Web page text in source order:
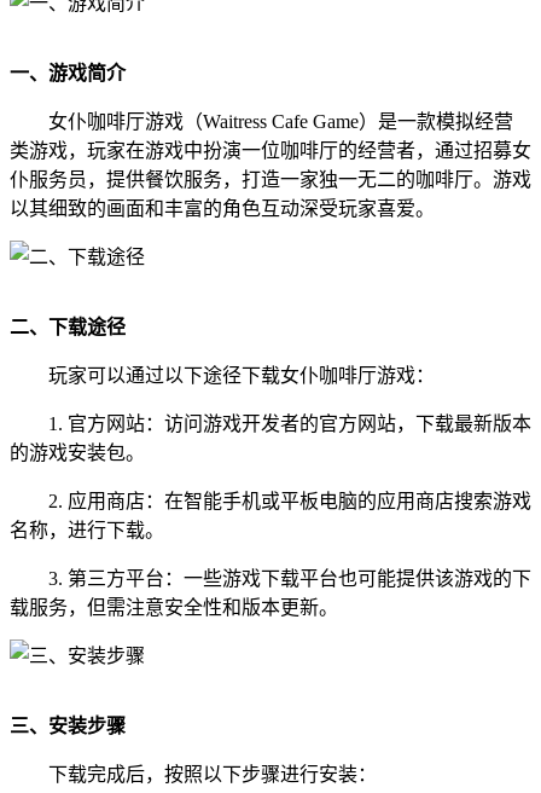
一、游戏简介
女仆咖啡厅游戏（Waitress Cafe Game）是一款模拟经营
类游戏，玩家在游戏中扮演一位咖啡厅的经营者，通过招募女
仆服务员，提供餐饮服务，打造一家独一无二的咖啡厅。游戏
以其细致的画面和丰富的角色互动深受玩家喜爱。
二、下载途径
玩家可以通过以下途径下载女仆咖啡厅游戏：
1. 官方网站：访问游戏开发者的官方网站，下载最新版本
的游戏安装包。
2. 应用商店：在智能手机或平板电脑的应用商店搜索游戏
名称，进行下载。
3. 第三方平台：一些游戏下载平台也可能提供该游戏的下
载服务，但需注意安全性和版本更新。
三、安装步骤
下载完成后，按照以下步骤进行安装：